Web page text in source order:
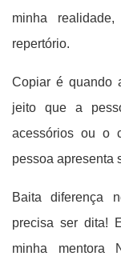
minha
repertório.
Copiar é quando
jeito que a
acessórios ou o
pessoa apresenta
Baita diferença
precisa ser dita!
minha mentora